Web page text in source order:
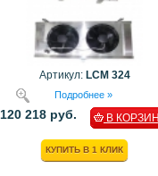
Артикул: LCM 324
Подробнее »
120 218 руб. В
КУПИТЬ В 1 КЛИК